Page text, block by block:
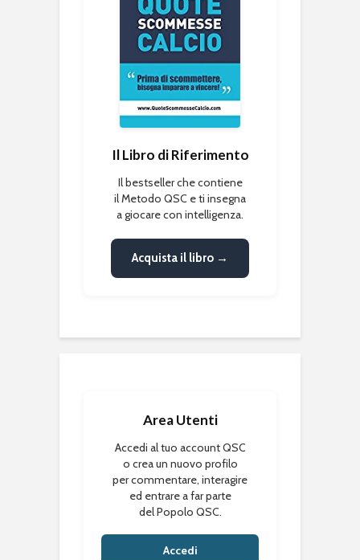
Il Libro di Riferimento
Il bestseller che contiene
il Metodo QSC e ti insegna
a giocare con intelligenza.
Acquista il libro →
Area Utenti
Accedi al tuo account QSC
o crea un nuovo profilo
per commentare, interagire
ed entrare a far parte
del Popolo QSC.
Accedi